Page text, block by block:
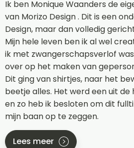
Ik ben Monique Waanders de
van Morizo Design . Dit is een
Design, maar dan volledig
Mijn hele leven ben ik al wel
ik met zwangerschapsverlof
over op het maken van
Dit ging van shirtjes, naar het
beetje alles. Het werd een uit
en zo heb ik besloten om dit
mijn baan op te zeggen.
Lees meer